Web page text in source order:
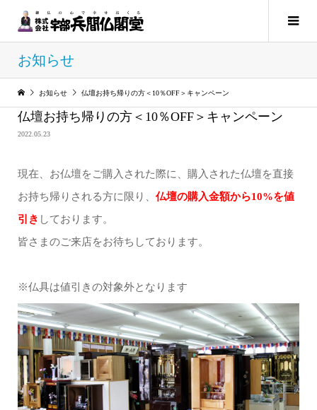
お知らせ
お知らせ 仏壇お持ち帰りの方＜10％OFF＞キャンペーン
仏壇お持ち帰りの方＜10％OFF＞キャンペーン
2022.05.23
現在、お仏壇をご購入された際に、購入された仏壇を直接
お持ち帰りされる方に限り、 仏壇の購入金額から10%を値
引き しております。
皆さまのご来店をお待ちしております。
※仏具は値引きの対象外となります